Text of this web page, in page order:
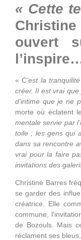
« Cette
ouvert
«C’est la
créer. Il est vrai que
d’intime que je ne
morte où éclatent
mentale servie par
toile ; les gens qui
dans sa rencontre
vrai pour la faire
invitations des
Christine Barres
se garder des
créatrice. Elle
commune,
de Bozouls. Mais
réclament ses